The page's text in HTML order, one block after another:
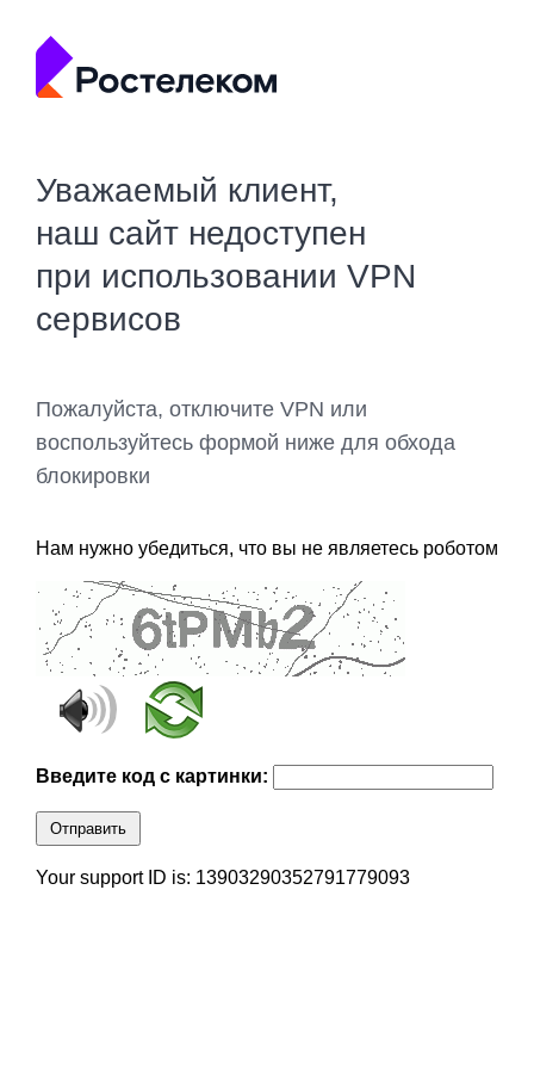
Уважаемый клиент,
наш сайт недоступен
при использовании VPN
сервисов
Пожалуйста, отключите VPN или
воспользуйтесь формой ниже для обхода
блокировки
Нам нужно убедиться, что вы не являетесь роботом
Введите код с картинки:
Отправить
Your support ID is: 13903290352791779093